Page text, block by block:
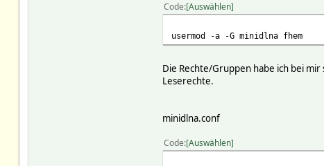
Code Auswählen
usermod -a -G minidlna fhem
Die Rechte/Gruppen habe ich bei
Leserechte.
minidlna.conf
Code Auswählen